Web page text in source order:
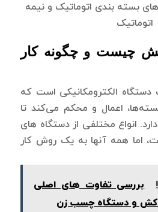
چیست و چگونه کار
الکترومکانیکی است که
اعمال و محکم می‌کند تا
انواع مختلفی از دستگاه های
اما همه آنها به یک روش کار
بررسی تفاوت های اصلی
کش و دستگاه چسب زن